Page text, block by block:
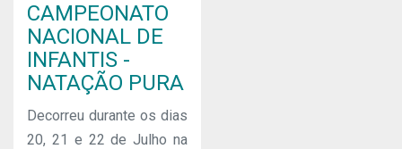
CAMPEONATO
NACIONAL DE
INFANTIS -
NATAÇÃO PURA
Decorreu durante os dias
20, 21 e 22 de Julho na